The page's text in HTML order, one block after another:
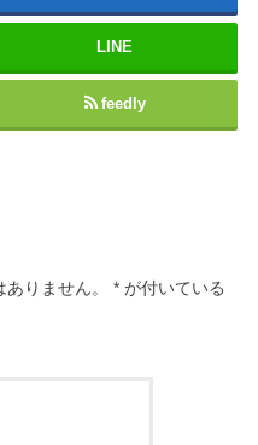
LINE
feedly
りません。 * が付いている